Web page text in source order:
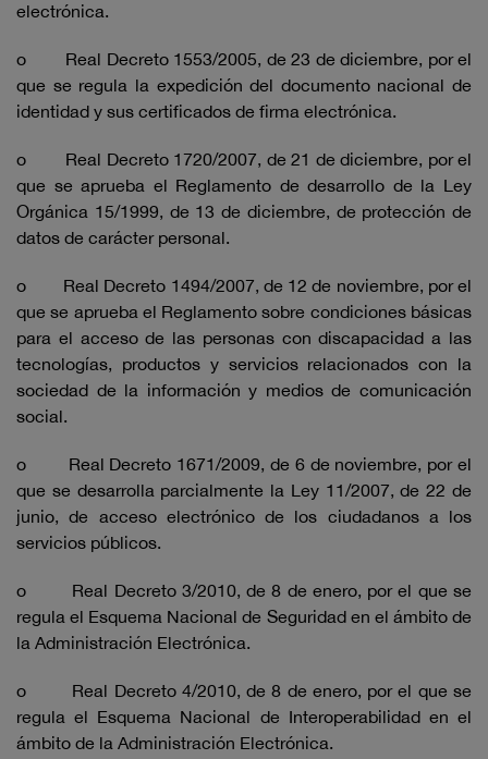
electrónica.
o Real Decreto 1553/2005, de 23 de diciembre, por el
que se regula la expedición del documento nacional de
identidad y sus certificados de firma electrónica.
o Real Decreto 1720/2007, de 21 de diciembre, por el
que se aprueba el Reglamento de desarrollo de la Ley
Orgánica 15/1999, de 13 de diciembre, de protección de
datos de carácter personal.
o Real Decreto 1494/2007, de 12 de noviembre, por el
que se aprueba el Reglamento sobre condiciones básicas
para el acceso de las personas con discapacidad a las
tecnologías, productos y servicios relacionados con la
sociedad de la información y medios de comunicación
social.
o Real Decreto 1671/2009, de 6 de noviembre, por el
que se desarrolla parcialmente la Ley 11/2007, de 22 de
junio, de acceso electrónico de los ciudadanos a los
servicios públicos.
o Real Decreto 3/2010, de 8 de enero, por el que se
regula el Esquema Nacional de Seguridad en el ámbito de
la Administración Electrónica.
o Real Decreto 4/2010, de 8 de enero, por el que se
regula el Esquema Nacional de Interoperabilidad en el
ámbito de la Administración Electrónica.